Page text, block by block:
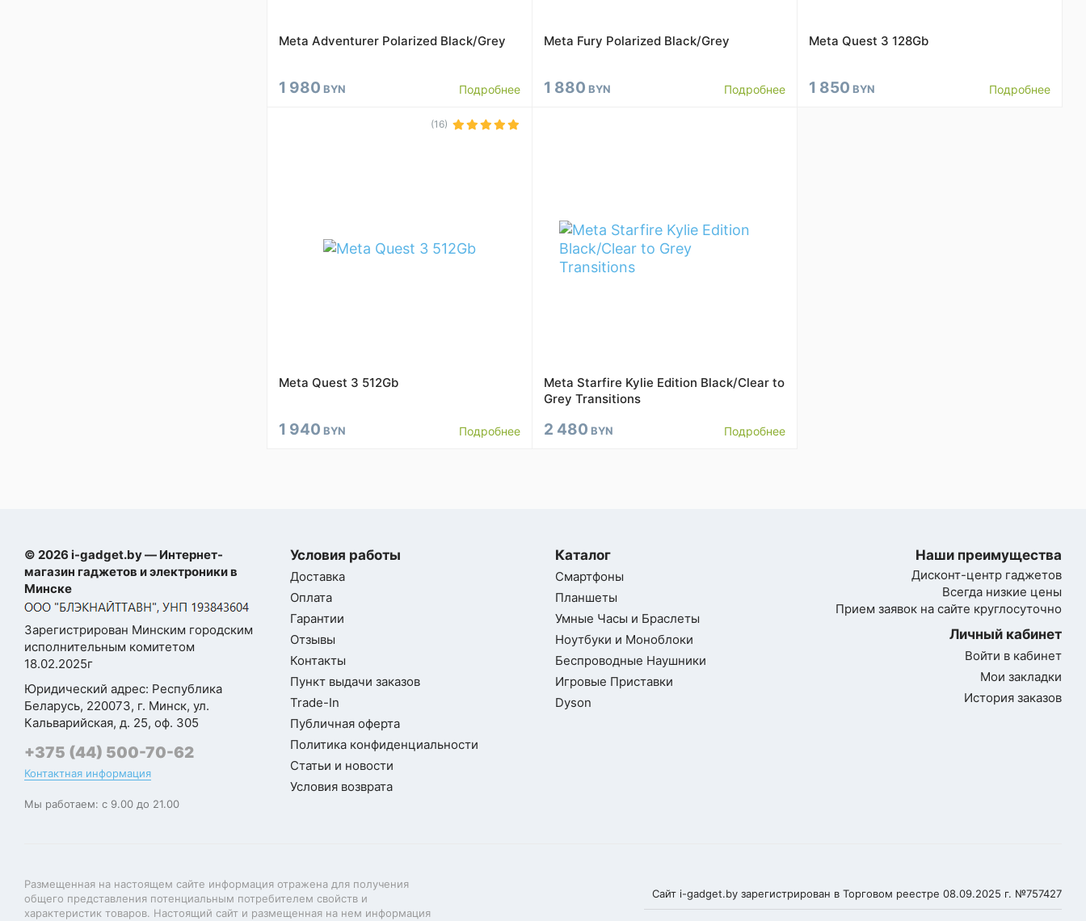
Meta Adventurer Polarized Black/Grey
1 980 BYN Подробнее
Meta Fury Polarized Black/Grey
1 880 BYN Подробнее
Meta Quest 3 128Gb
1 850 BYN Подробнее
(16)
Meta Quest 3 512Gb
1 940 BYN Подробнее
Meta Starfire Kylie Edition Black/Clear to
Grey Transitions
2 480 BYN Подробнее
© 2026 i-gadget.by — Интернет-
магазин гаджетов и электроники в
Минске
Зарегистрирован Минским городским
исполнительным комитетом
18.02.2025г
Юридический адрес: Республика
Беларусь, 220073, г. Минск, ул.
Кальварийская, д. 25, оф. 305
+375 (44) 500-70-62
Контактная информация
Мы работаем: с 9.00 до 21.00
Условия работы
Доставка
Оплата
Гарантии
Отзывы
Контакты
Пункт выдачи заказов
Trade-In
Публичная оферта
Политика конфиденциальности
Статьи и новости
Условия возврата
Каталог
Смартфоны
Планшеты
Умные Часы и Браслеты
Ноутбуки и Моноблоки
Беспроводные Наушники
Игровые Приставки
Dyson
Наши преимущества
Дисконт-центр гаджетов
Всегда низкие цены
Прием заявок на сайте круглосуточно
Личный кабинет
Войти в кабинет
Мои закладки
История заказов
Размещенная на настоящем сайте информация отражена для получения
общего представления потенциальным потребителем свойств и
характеристик товаров. Настоящий сайт и размещенная на нем информация
Сайт i-gadget.by зарегистрирован в Торговом реестре 08.09.2025 г. №757427